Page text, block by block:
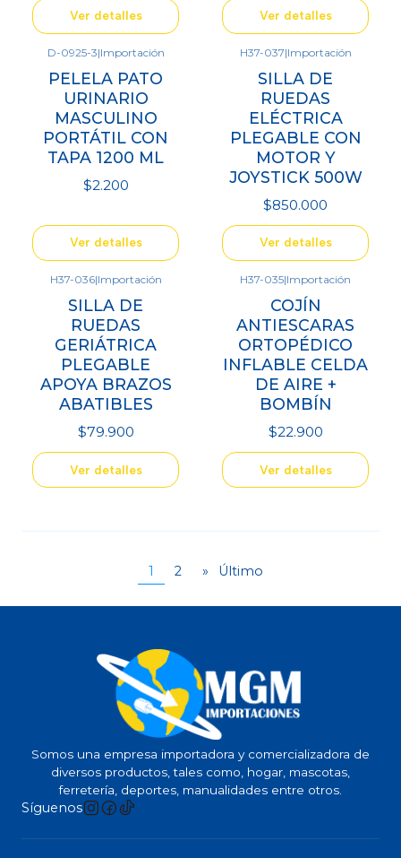
Ver detalles Ver detalles
D-0925-3|Importación
PELELA PATO
URINARIO
MASCULINO
PORTÁTIL CON
TAPA 1200 ML
$2.200
Ver detalles
H37-037|Importación
SILLA DE
RUEDAS
ELÉCTRICA
PLEGABLE CON
MOTOR Y
JOYSTICK 500W
$850.000
Ver detalles
H37-036|Importación
SILLA DE
RUEDAS
GERIÁTRICA
PLEGABLE
APOYA BRAZOS
ABATIBLES
$79.900
Ver detalles
H37-035|Importación
COJÍN
ANTIESCARAS
ORTOPÉDICO
INFLABLE CELDA
DE AIRE +
BOMBÍN
$22.900
Ver detalles
1 2 » Último
Somos una empresa importadora y comercializadora de
diversos productos, tales como, hogar, mascotas,
ferretería, deportes, manualidades entre otros.
Síguenos